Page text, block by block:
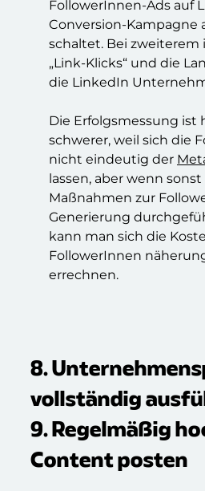
FollowerInnen-Ads auf
Conversion-Kampagne
schaltet. Bei zweiterem
„Link-Klicks“ und die
die LinkedIn
Die Erfolgsmessung ist
schwerer, weil sich die
nicht eindeutig der
lassen, aber wenn
Maßnahmen zur
Generierung
kann man sich die
FollowerInnen
errechnen.
8.
vollständig
9. Regelmäßig
Content posten